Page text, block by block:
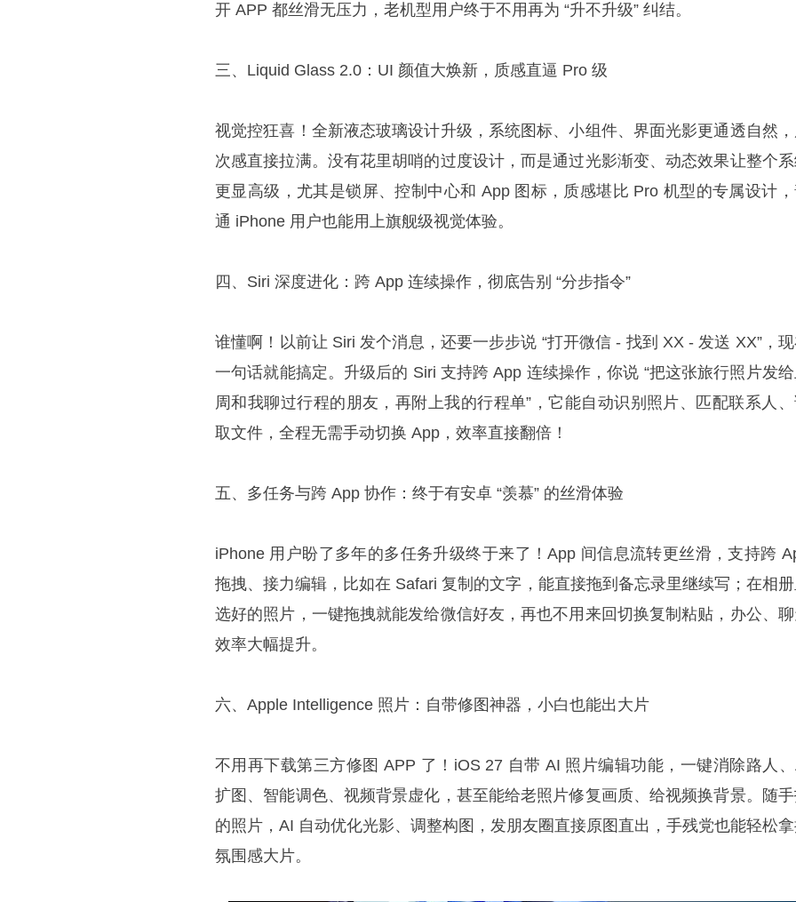
开 APP 都丝滑无压力，老机型用户终于不用再为 “升不升级” 纠结。
三、Liquid Glass 2.0：UI 颜值大焕新，质感直逼 Pro 级
视觉控狂喜！全新液态玻璃设计升级，系统图标、小组件、界面光影更通透自然
次感直接拉满。没有花里胡哨的过度设计，而是通过光影渐变、动态效果让整个
更显高级，尤其是锁屏、控制中心和 App 图标，质感堪比 Pro 机型的专属设计
通 iPhone 用户也能用上旗舰级视觉体验。
四、Siri 深度进化：跨 App 连续操作，彻底告别 “分步指令”
谁懂啊！以前让 Siri 发个消息，还要一步步说 “打开微信 - 找到 XX - 发送 XX”，
一句话就能搞定。升级后的 Siri 支持跨 App 连续操作，你说 “把这张旅行照片发
周和我聊过行程的朋友，再附上我的行程单”，它能自动识别照片、匹配联系人
取文件，全程无需手动切换 App，效率直接翻倍！
五、多任务与跨 App 协作：终于有安卓 “羡慕” 的丝滑体验
iPhone 用户盼了多年的多任务升级终于来了！App 间信息流转更丝滑，支持跨
拖拽、接力编辑，比如在 Safari 复制的文字，能直接拖到备忘录里继续写；在相
选好的照片，一键拖拽就能发给微信好友，再也不用来回切换复制粘贴，办公、
效率大幅提升。
六、Apple Intelligence 照片：自带修图神器，小白也能出大片
不用再下载第三方修图 APP 了！iOS 27 自带 AI 照片编辑功能，一键消除路人
扩图、智能调色、视频背景虚化，甚至能给老照片修复画质、给视频换背景。随
的照片，AI 自动优化光影、调整构图，发朋友圈直接原图直出，手残党也能轻松
氛围感大片。